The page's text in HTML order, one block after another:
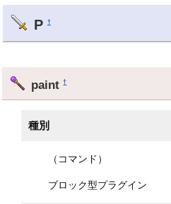
P †
paint†
種別
（コマンド）
ブロック型プラグイン